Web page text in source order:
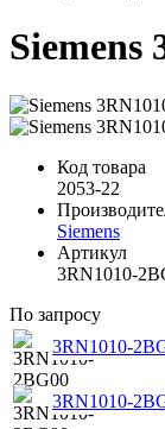
Siemens
Код товара
2053-22
Siemens
Артикул
3RN1010-
По запросу
3RN1010-
3RN1010-